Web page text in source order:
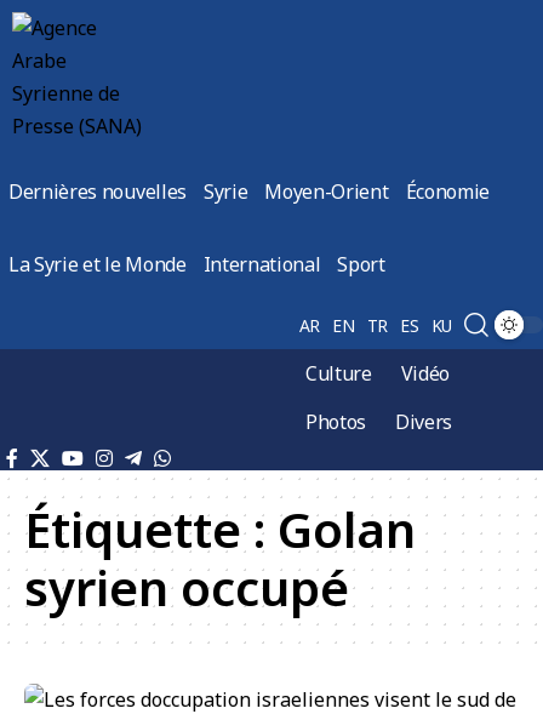
Dernières nouvelles Syrie Moyen-Orient Économie
La Syrie et le Monde International Sport
AR EN TR ES KU
Culture
Vidéo
Photos
Divers
Étiquette : Golan
syrien occupé